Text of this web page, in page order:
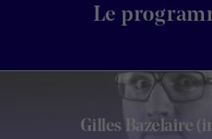
Le
Gilles Bazelaire